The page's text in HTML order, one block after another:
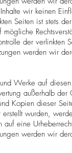
wir keinen
Seiten ist stets
der verlinkten
werden wir
Werke auf
außerhalb
Kopien dieser
wurden,
eine
werden wir